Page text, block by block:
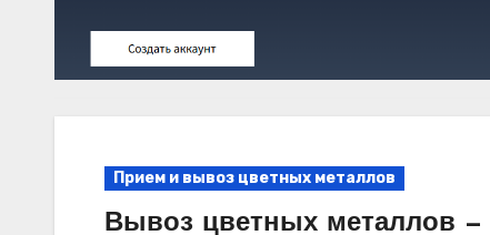
Прием и вывоз цветных металлов
Вывоз цветных металлов —